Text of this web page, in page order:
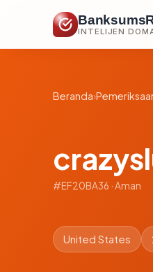
INTELIJEN
Beranda›
#EF20BA36 · Aman
United States